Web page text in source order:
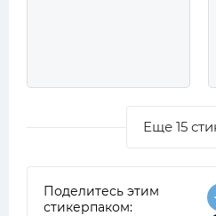
Еще 15
Поделитесь этим
стикерпаком: